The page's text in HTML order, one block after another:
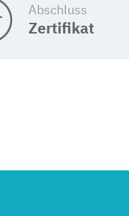
Abschluss
Zertifikat